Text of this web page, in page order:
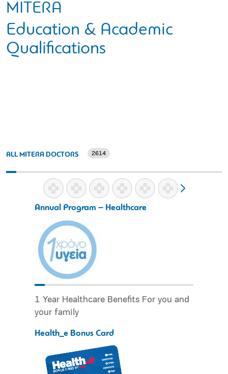
MITERA
Education & Academic
Qualifications
ALL MITERA DOCTORS 2614
Annual Program – Healthcare
1 Year Healthcare Benefits For you and
your family
Health_e Bonus Card